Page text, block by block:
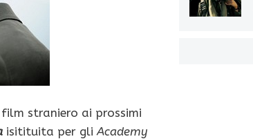
straniero ai prossimi
isitituita per gliAcademy